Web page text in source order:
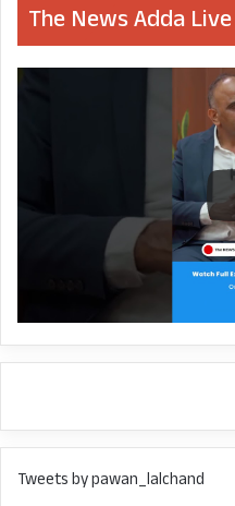
The News Adda Live
Tweets by pawan_lalchand